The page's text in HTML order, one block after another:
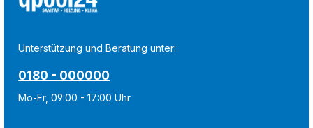
Unterstützung und Beratung unter:
0180 - 000000
Mo-Fr, 09:00 - 17:00 Uhr